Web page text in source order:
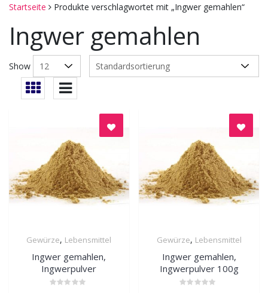
Startseite Produkte verschlagwortet mit „Ingwer gemahlen“
Ingwer gemahlen
Show
Gewürze, Lebensmittel
Ingwer gemahlen,
Ingwerpulver
Gewürze, Lebensmittel
Ingwer gemahlen,
Ingwerpulver 100g